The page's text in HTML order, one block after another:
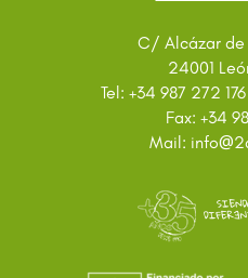
C/ Alcázar de
24001
Tel: +34 987 272
Fax: +34
Mail: info@